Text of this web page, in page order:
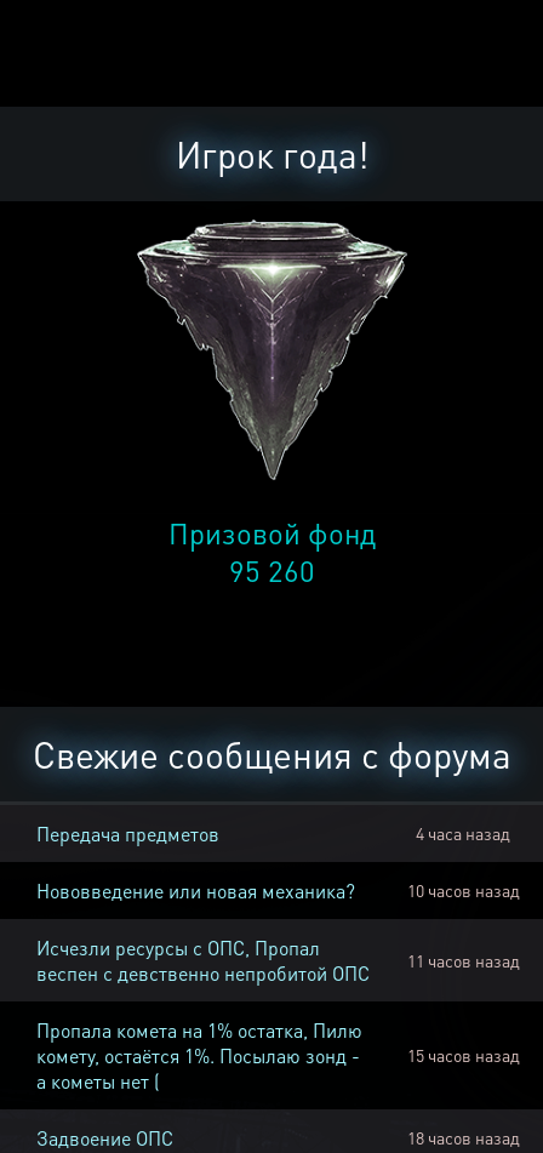
Игрок года!
Призовой фонд
95 260
Свежие сообщения с форума
Передача предметов 4 часа назад
Нововведение или новая механика? 10 часов назад
Исчезли ресурсы с ОПС, Пропал
веспен с девственно непробитой ОПС
11 часов назад
Пропала комета на 1% остатка, Пилю
комету, остаётся 1%. Посылаю зонд -
а кометы нет (
15 часов назад
Задвоение ОПС 18 часов назад